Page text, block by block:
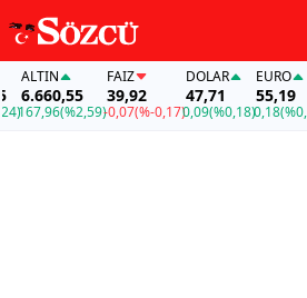
ALTIN
6.660,55
167,96(%2,59)
FAİZ
39,92
-0,07(%-0,17)
DOLAR
47,71
0,09(%0,18)
EURO
55,19
0,18